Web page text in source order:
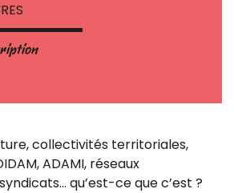
collectivités territoriales,
ADAMI, réseaux
qu’est-ce que c’est ?